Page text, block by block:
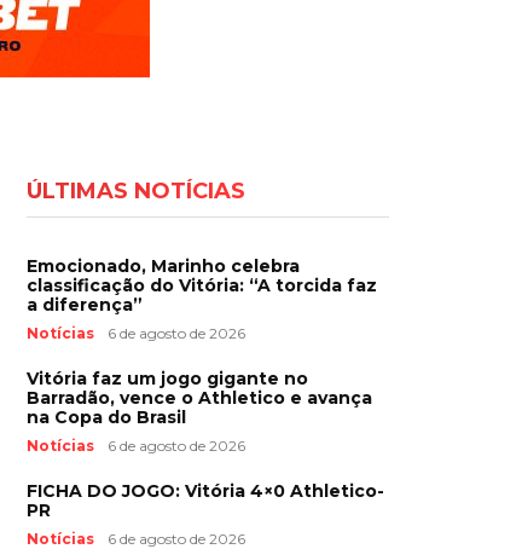
ÚLTIMAS NOTÍCIAS
Emocionado, Marinho celebra
classificação do Vitória: “A torcida faz
a diferença”
Notícias 6 de agosto de 2026
Vitória faz um jogo gigante no
Barradão, vence o Athletico e avança
na Copa do Brasil
Notícias 6 de agosto de 2026
FICHA DO JOGO: Vitória 4×0 Athletico-
PR
Notícias 6 de agosto de 2026